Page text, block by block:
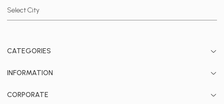
CATEGORIES
INFORMATION
CORPORATE